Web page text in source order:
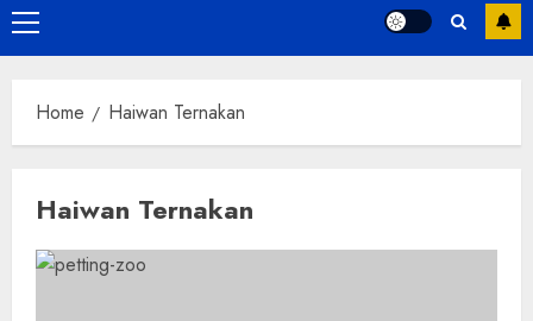
Primary
Menu
Home Haiwan Ternakan
Haiwan Ternakan